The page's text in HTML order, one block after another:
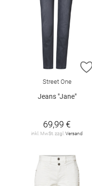
Street One
Jeans "Jane"
69,99 €
inkl. MwSt. zzgl.Versand